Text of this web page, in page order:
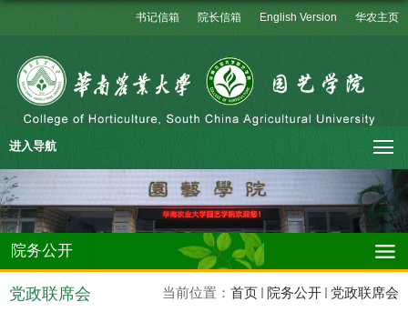
书记信箱 院长信箱 English Version 华农主页
进入导航
院务公开
当前位置： 首页 院务公开 党政联席会
党政联席会